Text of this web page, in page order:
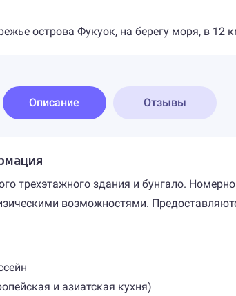
острова Фукуок, на берегу моря, в 12
Описание Отзывы
трехэтажного здания и бунгало.
возможностями.
и азиатская кухня)